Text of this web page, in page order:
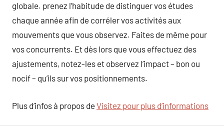
globale. prenez l’habitude de distinguer vos études
chaque année afin de corréler vos activités aux
mouvements que vous observez. Faites de même pour
vos concurrents. Et dès lors que vous effectuez des
ajustements, notez-les et observez l’impact – bon ou
nocif – qu’ils sur vos positionnements.
Plus d’infos à propos de Visitez pour plus d’informations